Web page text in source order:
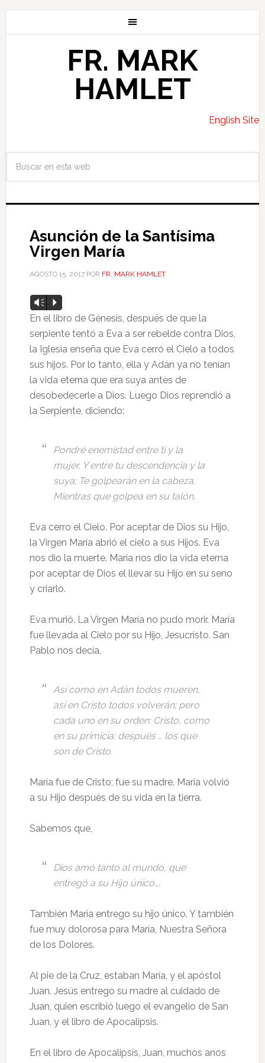
FR. MARK
HAMLET
English Site
Asunción de la Santísima
Virgen María
AGOSTO 15, 2017POR FR. MARK HAMLET
Reproductor
de
audio
Vm P
En el libro de Génesis, después de que la
serpiente tentó a Eva a ser rebelde contra Dios,
la Iglesia enseña que Eva cerró el Cielo a todos
sus hijos. Por lo tanto, ella y Adán ya no tenían
la vida eterna que era suya antes de
desobedecerle a Dios. Luego Dios reprendió a
la Serpiente, diciendo:
Pondré enemistad entre ti y la
mujer, Y entre tu descendencia y la
suya; Te golpearán en la cabeza,
Mientras que golpea en su talón.
Eva cerro el Cielo. Por aceptar de Dios su Hijo,
la Virgen María abrió el cielo a sus Hijos. Eva
nos dio la muerte. María nos dio la vida eterna
por aceptar de Dios el llevar su Hijo en su seno
y criarlo.
Eva murió. La Virgen María no pudo morir. María
fue llevada al Cielo por su Hijo, Jesucristo. San
Pablo nos decía,
Así como en Adán todos mueren,
así en Cristo todos volverán; pero
cada uno en su orden: Cristo, como
en su primicia; después … los que
son de Cristo.
María fue de Cristo; fue su madre. María volvió
a su Hijo después de su vida en la tierra.
Sabemos que,
Dios amó tanto al mundo, que
entregó a su Hijo único….
También María entrego su hijo único. Y también
fue muy dolorosa para María, Nuestra Señora
de los Dolores.
Al pie de la Cruz, estaban María, y el apóstol
Juan. Jesús entrego su madre al cuidado de
Juan, quien escribió luego el evangelio de San
Juan, y el libro de Apocalipsis.
En el libro de Apocalipsis, Juan, muchos anos